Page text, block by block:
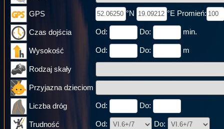
GPS °N °E Promień:
Czas dojścia Od: Do: min.
Wysokość Od: Do: m
Rodzaj skały
Przyjazna dzieciom
Liczba dróg Od: Do:
Trudność Od: Do: